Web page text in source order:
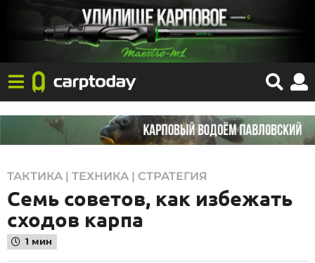
2
9
.
1
1
ТАКТИКА | ТЕХНИКА | СТРАТЕГИЯ
Семь советов, как избежать
сходов карпа
1 мин